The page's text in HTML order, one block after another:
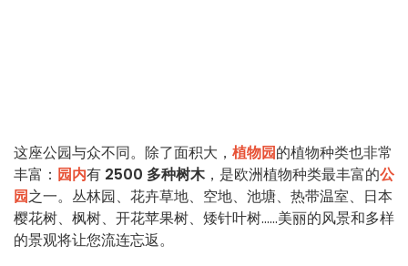
这座公园与众不同。除了面积大， 植物园的植物种类也非常
丰富： 园内有 2500 多种树木，是欧洲植物种类最丰富的公
园之一。丛林园、花卉草地、空地、池塘、热带温室、日本
樱花树、枫树、开花苹果树、矮针叶树......美丽的风景和多样
的景观将让您流连忘返。